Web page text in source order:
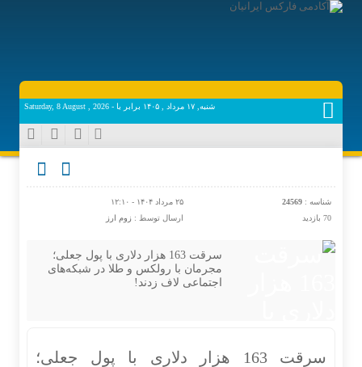
شنبه, ۱۷ مرداد , ۱۴۰۵ برابر با - Saturday, 8 August , 2026
شناسه : 24569
۲۵ مرداد ۱۴۰۴ - ۱۲:۱۰
70 بازدید
ارسال توسط :زوم ارز
سرقت 163 هزار دلاری با پول جعلی؛
مجرمان با رولکس و طلا در شبکه‌های
اجتماعی لاف زدند!
سرقت 163 هزار دلاری با پول جعلی؛